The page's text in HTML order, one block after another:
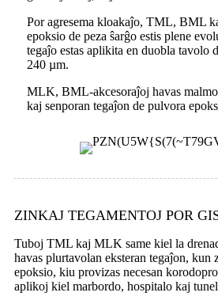
Por agresema kloakaĵo, TML, BML
epoksio de peza ŝarĝo estis plene
tegaĵo estas aplikita en duobla tavolo
240 µm.
MLK, BML-akcesoraĵoj havas
kaj senporan tegaĵon de pulvora
ZINKAJ TEGAMENTOJ POR
Tuboj TML kaj MLK same kiel la
havas plurtavolan eksteran tegaĵon, kun
epoksio, kiu provizas necesan
aplikoj kiel marbordo, hospitalo kaj